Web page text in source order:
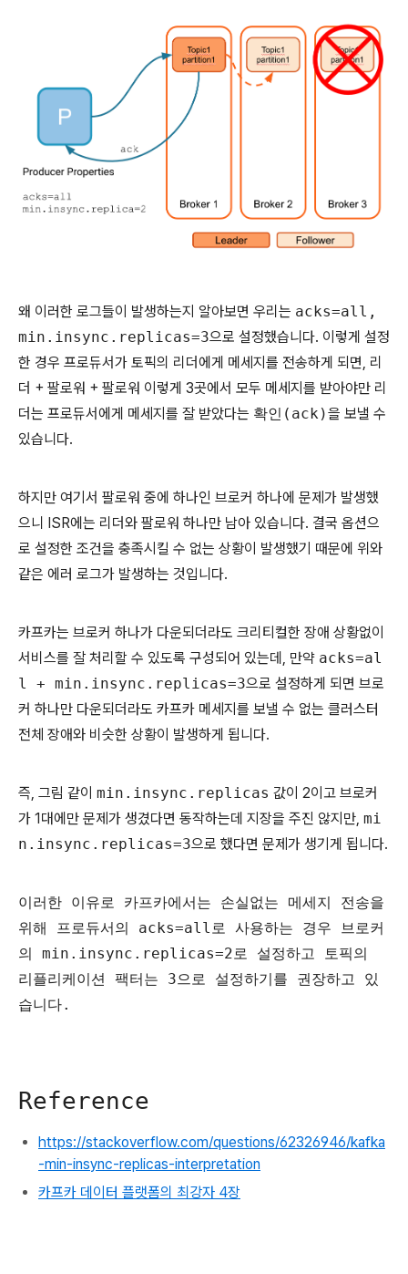
왜 이러한 로그들이 발생하는지 알아보면 우리는 acks=all,
min.insync.replicas=3으로 설정했습니다. 이렇게 설정
한 경우 프로듀서가 토픽의 리더에게 메세지를 전송하게 되면, 리
더 + 팔로워 + 팔로워 이렇게 3곳에서 모두 메세지를 받아야만 리
더는 프로듀서에게 메세지를 잘 받았다는 확인(ack)을 보낼 수
있습니다.
하지만 여기서 팔로워 중에 하나인 브로커 하나에 문제가 발생했
으니 ISR에는 리더와 팔로워 하나만 남아 있습니다. 결국 옵션으
로 설정한 조건을 충족시킬 수 없는 상황이 발생했기 때문에 위와
같은 에러 로그가 발생하는 것입니다.
카프카는 브로커 하나가 다운되더라도 크리티컬한 장애 상황없이
서비스를 잘 처리할 수 있도록 구성되어 있는데, 만약 acks=al
l + min.insync.replicas=3으로 설정하게 되면 브로
커 하나만 다운되더라도 카프카 메세지를 보낼 수 없는 클러스터
전체 장애와 비슷한 상황이 발생하게 됩니다.
즉, 그림 같이 min.insync.replicas 값이 2이고 브로커
가 1대에만 문제가 생겼다면 동작하는데 지장을 주진 않지만, mi
n.insync.replicas=3으로 했다면 문제가 생기게 됩니다.
이러한 이유로 카프카에서는 손실없는 메세지 전송을
위해 프로듀서의 acks=all로 사용하는 경우 브로커
의 min.insync.replicas=2로 설정하고 토픽의
리플리케이션 팩터는 3으로 설정하기를 권장하고 있
습니다.
Reference
https://stackoverflow.com/questions/62326946/kafka
-min-insync-replicas-interpretation
카프카 데이터 플랫폼의 최강자 4장